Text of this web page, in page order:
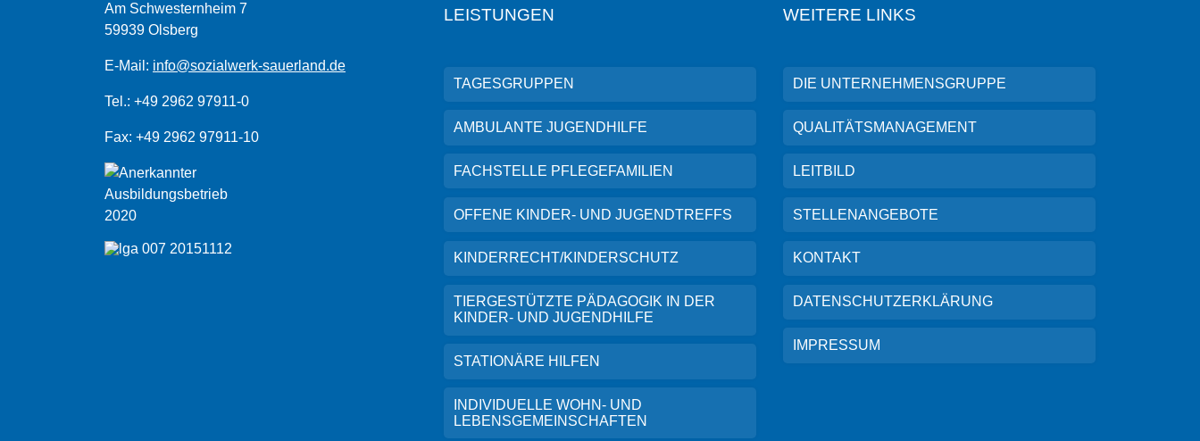
Am Schwesternheim 7
59939 Olsberg
E-Mail: info@sozialwerk-sauerland.de
Tel.: +49 2962 97911-0
Fax: +49 2962 97911-10
LEISTUNGEN
TAGESGRUPPEN
AMBULANTE JUGENDHILFE
FACHSTELLE PFLEGEFAMILIEN
OFFENE KINDER- UND JUGENDTREFFS
KINDERRECHT/KINDERSCHUTZ
TIERGESTÜTZTE PÄDAGOGIK IN DER
KINDER- UND JUGENDHILFE
STATIONÄRE HILFEN
INDIVIDUELLE WOHN- UND
LEBENSGEMEINSCHAFTEN
WEITERE LINKS
DIE UNTERNEHMENSGRUPPE
QUALITÄTSMANAGEMENT
LEITBILD
STELLENANGEBOTE
KONTAKT
DATENSCHUTZERKLÄRUNG
IMPRESSUM